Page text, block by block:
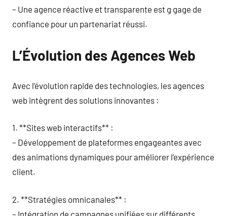
– Une agence réactive et transparente est g gage de
confiance pour un partenariat réussi.
L’Évolution des Agences Web
Avec l’évolution rapide des technologies, les agences
web intègrent des solutions innovantes :
1. **Sites web interactifs** :
– Développement de plateformes engageantes avec
des animations dynamiques pour améliorer l’expérience
client.
2. **Stratégies omnicanales** :
– Intégration de campagnes unifiées sur différents